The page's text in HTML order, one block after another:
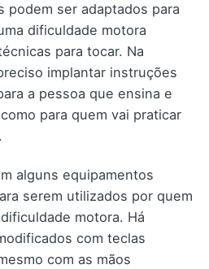
podem ser adaptados para
dificuldade motora
para tocar. Na
implantar instruções
a pessoa que ensina e
para quem vai praticar
alguns equipamentos
serem utilizados por quem
motora. Há
com teclas
com as mãos